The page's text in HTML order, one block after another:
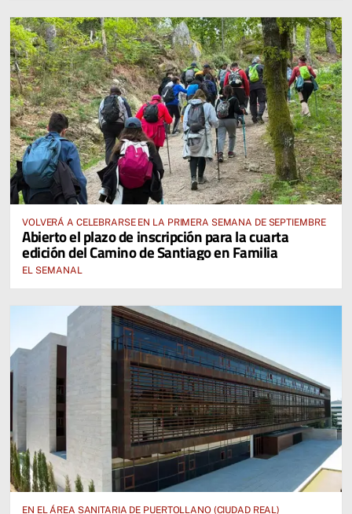
VOLVERÁ A CELEBRARSE EN LA PRIMERA SEMANA DE SEPTIEMBRE
Abierto el plazo de inscripción para la cuarta
edición del Camino de Santiago en Familia
EL SEMANAL
EN EL ÁREA SANITARIA DE PUERTOLLANO (CIUDAD REAL)